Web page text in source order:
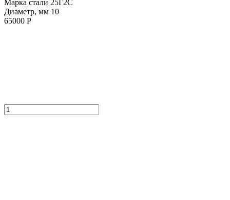
Марка стали 25Г2С
Диаметр, мм 10
65000 Р